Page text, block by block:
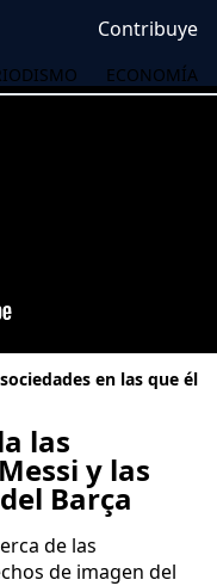
Contribuye
ECONOMÍA
en las que él
las
y las
Barça
de las
de imagen del